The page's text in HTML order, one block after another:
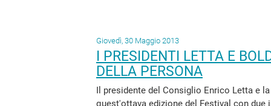
Giovedì, 30 Maggio 2013
I PRESIDENTI LETTA E
DELLA PERSONA
Il presidente del Consiglio Enrico Letta e
quest'ottava edizione del Festival con